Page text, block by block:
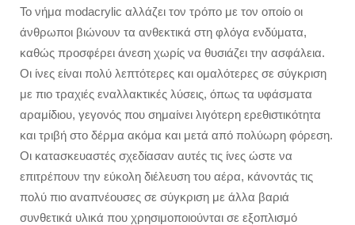
Το νήμα modacrylic αλλάζει τον τρόπο με τον οποίο οι
άνθρωποι βιώνουν τα ανθεκτικά στη φλόγα ενδύματα,
καθώς προσφέρει άνεση χωρίς να θυσιάζει την ασφάλεια.
Οι ίνες είναι πολύ λεπτότερες και ομαλότερες σε σύγκριση
με πιο τραχιές εναλλακτικές λύσεις, όπως τα υφάσματα
αραμίδιου, γεγονός που σημαίνει λιγότερη ερεθιστικότητα
και τριβή στο δέρμα ακόμα και μετά από πολύωρη φόρεση.
Οι κατασκευαστές σχεδίασαν αυτές τις ίνες ώστε να
επιτρέπουν την εύκολη διέλευση του αέρα, κάνοντάς τις
πολύ πιο αναπνέουσες σε σύγκριση με άλλα βαριά
συνθετικά υλικά που χρησιμοποιούνται σε εξοπλισμό